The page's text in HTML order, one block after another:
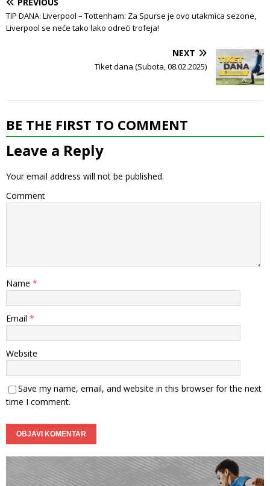
TIP DANA: Liverpool – Tottenham: Za Spurse je ovo utakmica sezone,
Liverpool se neće tako lako odreći trofeja!
NEXT
Tiket dana (Subota, 08.02.2025)
BE THE FIRST TO COMMENT
Leave a Reply
Your email address will not be published.
Comment
Name *
Email *
Website
Save my name, email, and website in this browser for the next
time I comment.